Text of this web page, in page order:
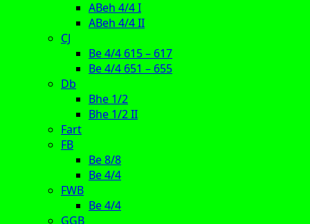
ABeh 4/4 I
ABeh 4/4 II
CJ
Be 4/4 615 – 617
Be 4/4 651 – 655
Db
Bhe 1/2
Bhe 1/2 II
Fart
FB
Be 8/8
Be 4/4
FWB
Be 4/4
GGB